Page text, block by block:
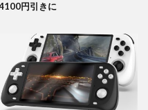
円引きに